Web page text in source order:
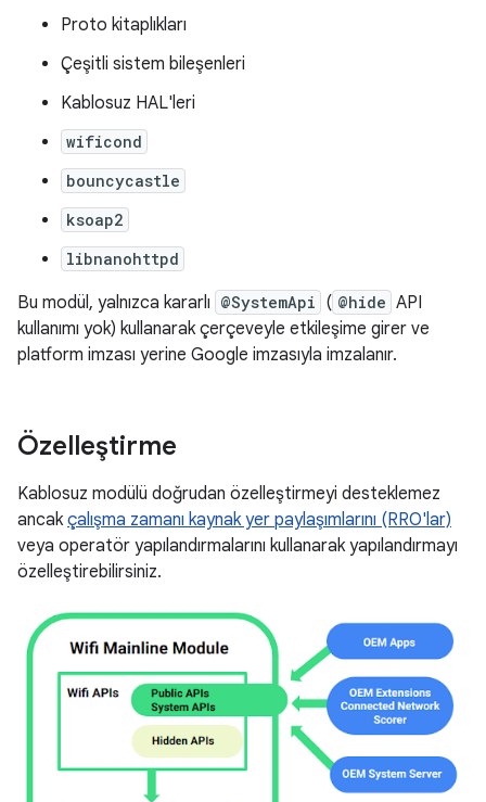
Proto kitaplıkları
Çeşitli sistem bileşenleri
Kablosuz HAL'leri
wificond
bouncycastle
ksoap2
libnanohttpd
Bu modül, yalnızca kararlı @SystemApi ( @hide API
kullanımı yok) kullanarak çerçeveyle etkileşime girer ve
platform imzası yerine Google imzasıyla imzalanır.
Özelleştirme
Kablosuz modülü doğrudan özelleştirmeyi desteklemez
ancak çalışma zamanı kaynak yer paylaşımlarını (RRO'lar)
veya operatör yapılandırmalarını kullanarak yapılandırmayı
özelleştirebilirsiniz.